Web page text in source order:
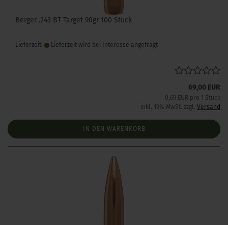
Berger .243 BT Target 90gr 100 Stück
Lieferzeit: Lieferzeit wird bei Interesse angefragt
69,00 EUR
0,69 EUR pro 1 Stück
inkl. 19% MwSt. zzgl. Versand
IN DEN WARENKORB